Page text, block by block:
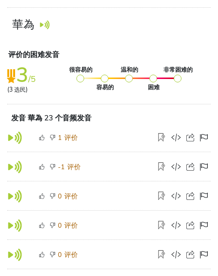
華為
评价的困难发音
3/5
(3 选民)
很容易的
容易的
温和的
困难
非常困难的
发音 華為 23 个音频发音
1 评价
-1 评价
0 评价
0 评价
0 评价